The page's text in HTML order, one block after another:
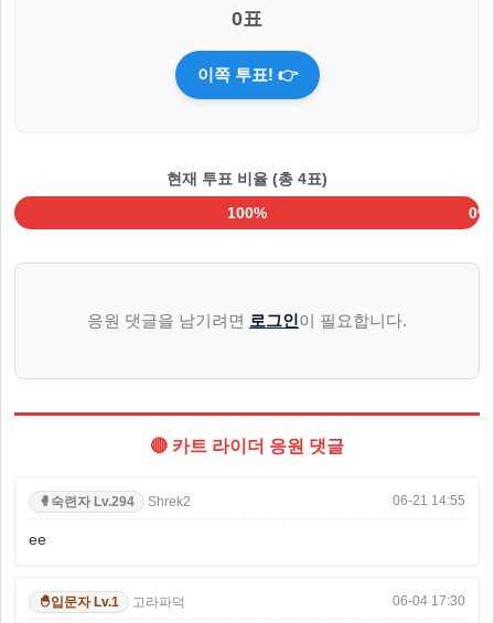
0표
이쪽 투표! 👉
현재 투표 비율 (총 4표)
100%
0%
응원 댓글을 남기려면 로그인이 필요합니다.
🔴 카트 라이더 응원 댓글
🥊 숙련자 Lv.294 Shrek2 06-21 14:55
ee
🐣입문자 Lv.1 고라파덕 06-04 17:30